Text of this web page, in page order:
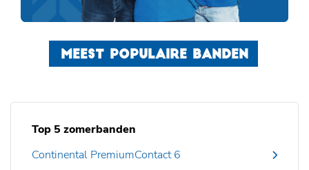
MEEST POPULAIRE BANDEN
Top 5 zomerbanden
Continental PremiumContact 6